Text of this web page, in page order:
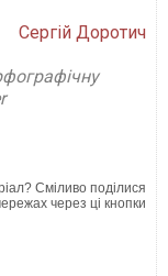
Сергій Доротич
Сміливо поділися
через ці кнопки